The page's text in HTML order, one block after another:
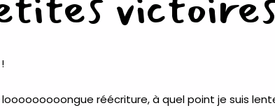
réécriture, à quel point je suis